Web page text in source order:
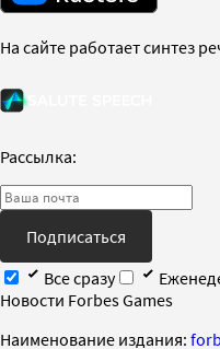
На сайте работает синтез
Рассылка:
Подписаться
Все сразу
Новости Forbes Games
Наименование издания: